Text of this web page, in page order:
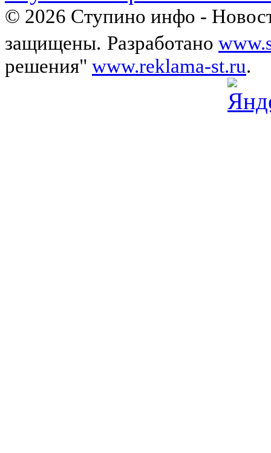
© 2026 Ступино инфо -
защищены. Разработано
решения" www.reklama-st.ru.